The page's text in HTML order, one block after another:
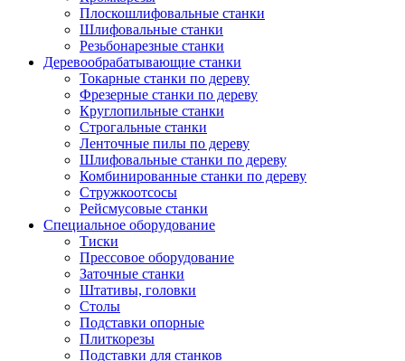
Плоскошлифовальные станки
Шлифовальные станки
Резьбонарезные станки
Деревообрабатывающие станки
Токарные станки по дереву
Фрезерные станки по дереву
Круглопильные станки
Строгальные станки
Ленточные пилы по дереву
Шлифовальные станки по дереву
Комбинированные станки по дереву
Стружкоотсосы
Рейсмусовые станки
Специальное оборудование
Тиски
Прессовое оборудование
Заточные станки
Штативы, головки
Столы
Подставки опорные
Плиткорезы
Подставки для станков